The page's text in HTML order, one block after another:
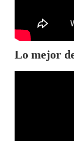
Lo mejor